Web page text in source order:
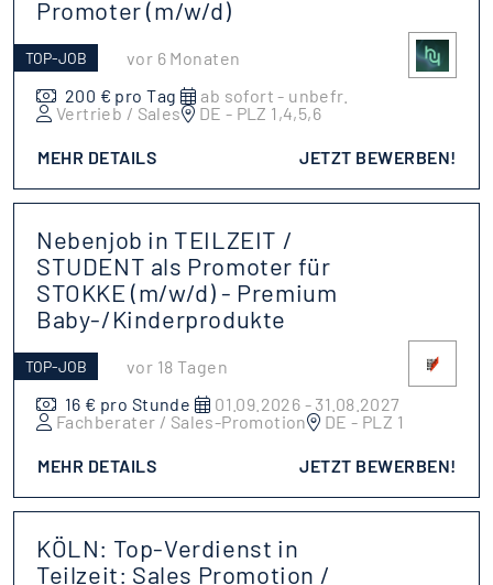
Promoter (m/w/d)
TOP-JOB
vor 6 Monaten
200 € pro Tag
ab sofort - unbefr.
Vertrieb / Sales
DE - PLZ 1,4,5,6
MEHR DETAILS JETZT BEWERBEN!
Nebenjob in TEILZEIT /
STUDENT als Promoter für
STOKKE (m/w/d) - Premium
Baby-/Kinderprodukte
TOP-JOB
vor 18 Tagen
16 € pro Stunde
01.09.2026 - 31.08.2027
Fachberater / Sales-Promotion
DE - PLZ 1
MEHR DETAILS JETZT BEWERBEN!
KÖLN: Top-Verdienst in
Teilzeit: Sales Promotion /